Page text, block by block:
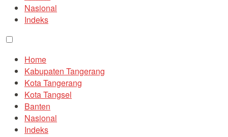
Nasional
Indeks
Home
Kabupaten Tangerang
Kota Tangerang
Kota Tangsel
Banten
Nasional
Indeks